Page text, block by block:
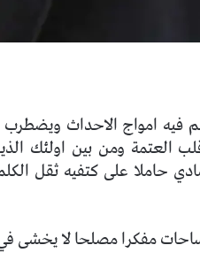
فيه امواج الاحداث
العتمة ومن بين اولئك
حاملا على كتفيه ثقل
مفكرا مصلحا لا يخشى